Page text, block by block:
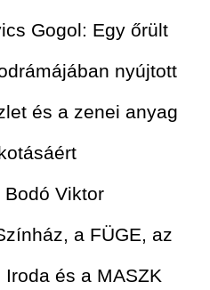
Gogol: Egy őrült
nyújtott
és a zenei anyag
Bodó Viktor
a FÜGE, az
és a MASZK